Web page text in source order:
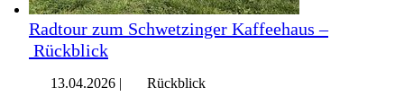
Radtour zum Schwetzinger Kaffeehaus –
Rückblick
13.04.2026 |
Rückblick